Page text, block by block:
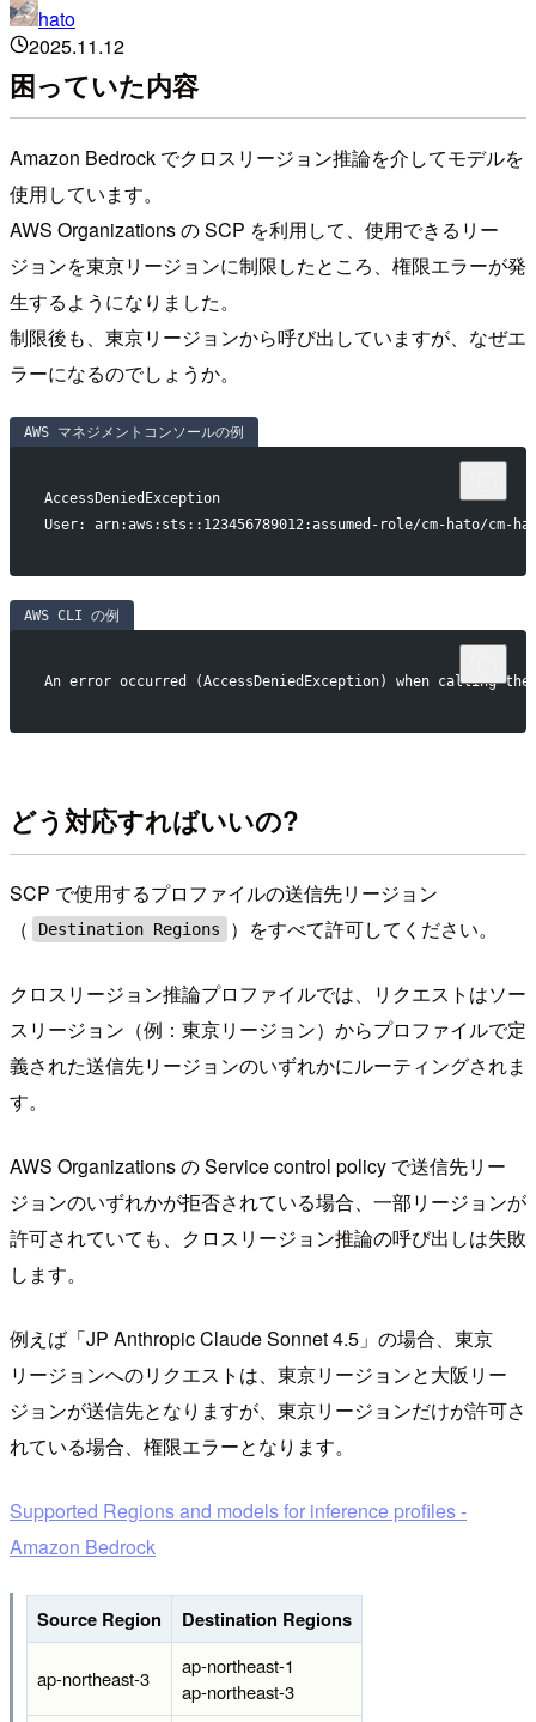
hato
2025.11.12
困っていた内容
Amazon Bedrock でクロスリージョン推論を介してモデルを
使用しています。
AWS Organizations の SCP を利用して、使用できるリー
ジョンを東京リージョンに制限したところ、権限エラーが発
生するようになりました。
制限後も、東京リージョンから呼び出していますが、なぜエ
ラーになるのでしょうか。
AWS マネジメントコンソールの例
AccessDeniedException
User: arn:aws:sts::123456789012:assumed-role/cm-hato/
AWS CLI の例
An error occurred (AccessDeniedException) when calling
どう対応すればいいの?
SCP で使用するプロファイルの送信先リージョン
（
Destination Regions ）をすべて許可してください。
クロスリージョン推論プロファイルでは、リクエストはソー
スリージョン（例：東京リージョン）からプロファイルで定
義された送信先リージョンのいずれかにルーティングされま
す。
AWS Organizations の Service control policy で送信先リー
ジョンのいずれかが拒否されている場合、一部リージョンが
許可されていても、クロスリージョン推論の呼び出しは失敗
します。
例えば「JP Anthropic Claude Sonnet 4.5」の場合、東京
リージョンへのリクエストは、東京リージョンと大阪リー
ジョンが送信先となりますが、東京リージョンだけが許可さ
れている場合、権限エラーとなります。
Supported Regions and models for inference profiles -
Amazon Bedrock
Source Region Destination Regions
ap-northeast-3
ap-northeast-1
ap-northeast-3